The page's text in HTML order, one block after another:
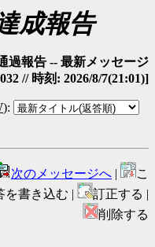
成報告
過報告 -- 最新メッセージ
// 時刻: 2026/8/7(21:01)]
):
次のメッセージへ |
こ
を書き込む |
訂正する |
削除する